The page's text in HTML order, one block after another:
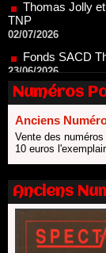
Fonds SACD
23/06/2026
Dispositif
20/06/2026
Le palmarès
18/06/2026
Les 10
SACD
Nomination de
direction du
13/06/2026
Dispositif
18/03/2026
Numéros
Anciens
Vente des
10 euros
Anciens